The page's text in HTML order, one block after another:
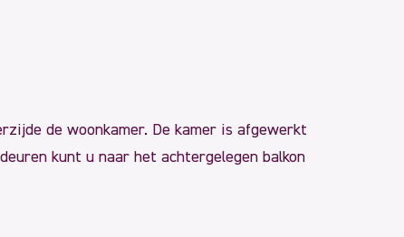
de woonkamer. De kamer is afgewerkt
kunt u naar het achtergelegen balkon